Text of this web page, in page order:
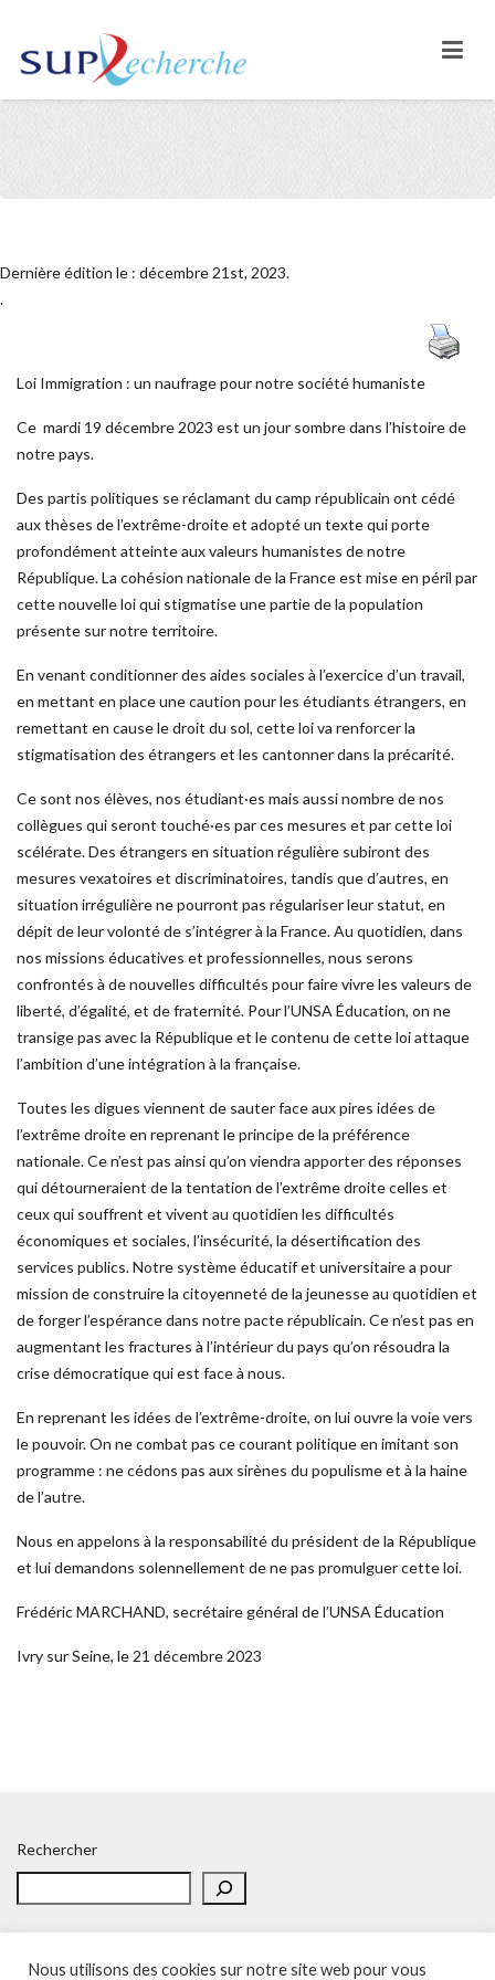
Dernière édition le : décembre 21st, 2023.
.
Loi Immigration : un naufrage pour notre société humaniste
Ce mardi 19 décembre 2023 est un jour sombre dans l’histoire de
notre pays.
Des partis politiques se réclamant du camp républicain ont cédé
aux thèses de l’extrême-droite et adopté un texte qui porte
profondément atteinte aux valeurs humanistes de notre
République. La cohésion nationale de la France est mise en péril par
cette nouvelle loi qui stigmatise une partie de la population
présente sur notre territoire.
En venant conditionner des aides sociales à l’exercice d’un travail,
en mettant en place une caution pour les étudiants étrangers, en
remettant en cause le droit du sol, cette loi va renforcer la
stigmatisation des étrangers et les cantonner dans la précarité.
Ce sont nos élèves, nos étudiant·es mais aussi nombre de nos
collègues qui seront touché·es par ces mesures et par cette loi
scélérate. Des étrangers en situation régulière subiront des
mesures vexatoires et discriminatoires, tandis que d’autres, en
situation irrégulière ne pourront pas régulariser leur statut, en
dépit de leur volonté de s’intégrer à la France. Au quotidien, dans
nos missions éducatives et professionnelles, nous serons
confrontés à de nouvelles difficultés pour faire vivre les valeurs de
liberté, d’égalité, et de fraternité. Pour l’UNSA Éducation, on ne
transige pas avec la République et le contenu de cette loi attaque
l’ambition d’une intégration à la française.
Toutes les digues viennent de sauter face aux pires idées de
l’extrême droite en reprenant le principe de la préférence
nationale. Ce n’est pas ainsi qu’on viendra apporter des réponses
qui détourneraient de la tentation de l’extrême droite celles et
ceux qui souffrent et vivent au quotidien les difficultés
économiques et sociales, l’insécurité, la désertification des
services publics. Notre système éducatif et universitaire a pour
mission de construire la citoyenneté de la jeunesse au quotidien et
de forger l’espérance dans notre pacte républicain. Ce n’est pas en
augmentant les fractures à l’intérieur du pays qu’on résoudra la
crise démocratique qui est face à nous.
En reprenant les idées de l’extrême-droite, on lui ouvre la voie vers
le pouvoir. On ne combat pas ce courant politique en imitant son
programme : ne cédons pas aux sirènes du populisme et à la haine
de l’autre.
Nous en appelons à la responsabilité du président de la République
et lui demandons solennellement de ne pas promulguer cette loi.
Frédéric MARCHAND, secrétaire général de l’UNSA Éducation
Ivry sur Seine, le 21 décembre 2023
Rechercher
Nous utilisons des cookies sur notre site web pour vous